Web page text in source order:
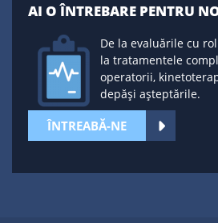
AI O ÎNTREBARE PENTRU
De la evaluările cu
la tratamentele
operatorii,
depăși așteptările.
ÎNTREABĂ-NE